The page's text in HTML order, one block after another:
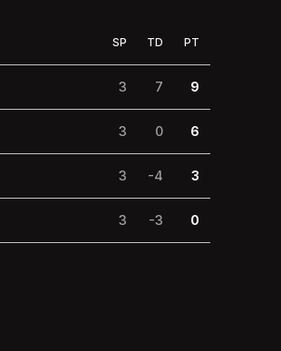
SP TD PT
3 7 9
3 0 6
3 -4 3
3 -3 0